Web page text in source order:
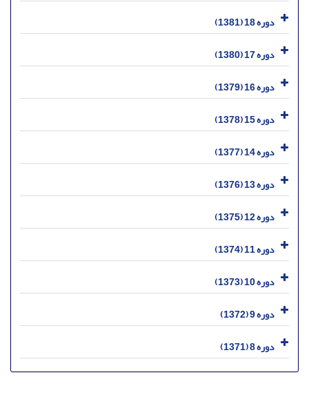
دوره 18 (1381)
دوره 17 (1380)
دوره 16 (1379)
دوره 15 (1378)
دوره 14 (1377)
دوره 13 (1376)
دوره 12 (1375)
دوره 11 (1374)
دوره 10 (1373)
دوره 9 (1372)
دوره 8 (1371)